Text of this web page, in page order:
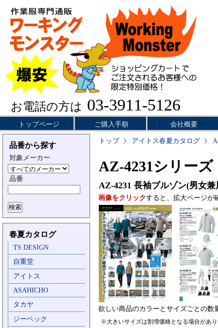
お電話の方は 03-3911-5126
トップページ ご購入手順 会社概要
品番から探す
対象メーカー
品番
春夏カタログ
TS DESIGN
自重堂
アイトス
ASAHICHO
タカヤ
ジーベック
トップ アイトス春夏カタログ
AZ-4231シリーズ
AZ-4231 長袖ブルゾン(男女兼
画像をクリックすると、拡大ページが
欲しい商品のカラーとサイズごとの数
※大きいサイズは割増価格となる場合があ